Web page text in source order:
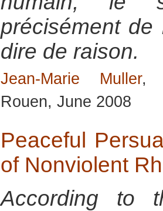
précisément de
dire de raison.
Jean-Marie Muller,
Rouen, June 2008
Peaceful
of Nonviolent
According to